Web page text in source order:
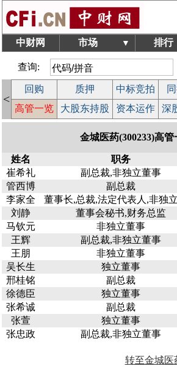
中财网 市场 ▼ 排行
查询:
<
回购 质押 中标竞拍
高管一览 大股东持股 资本运作 深
金城医药(300233)高管
姓名 职务
崔希礼
副总裁,非独立董事
管西博
副总裁
李家全
董事长,总裁,法定代表人,非独
刘静
董事会秘书,财务总监
马钦元
非独立董事
王辉
副总裁,非独立董事
王朋
非独立董事
吴长生
独立董事
邢桂铭
副总裁
徐德臣
独立董事
张希诚
副总裁
张萱
独立董事
张忠政
副总裁,非独立董事
转至金城医